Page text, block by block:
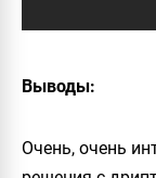
Выводы:
Очень, очень